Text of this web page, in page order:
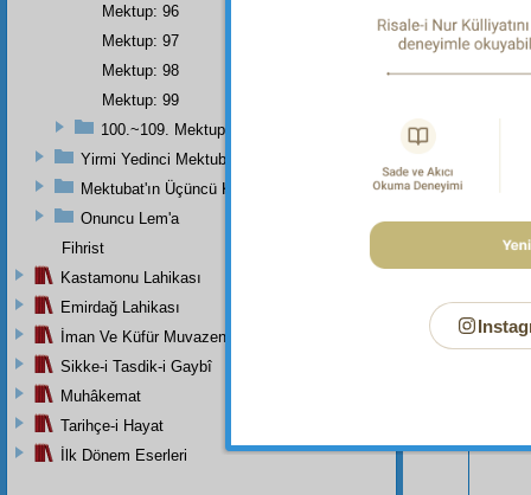
Mektup: 96
Mektup: 97
Mektup: 98
Mektup: 99
100.~109. Mektuplar
Yirmi Yedinci Mektubun Üçüncü Kısmı Ve Üçüncü Zeylin
Mektubat'ın Üçüncü Kısmı
Onuncu Lem'a
Fihrist
Kastamonu Lahikası
Emirdağ Lahikası
İman Ve Küfür Muvazeneleri
Sikke-i Tasdik-i Gaybî
Muhâkemat
Tarihçe-i Hayat
İlk Dönem Eserleri